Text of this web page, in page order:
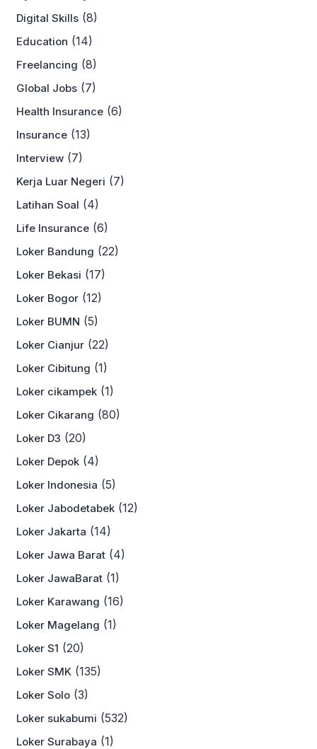
Digital Skills (8)
Education (14)
Freelancing (8)
Global Jobs (7)
Health Insurance (6)
Insurance (13)
Interview (7)
Kerja Luar Negeri (7)
Latihan Soal (4)
Life Insurance (6)
Loker Bandung (22)
Loker Bekasi (17)
Loker Bogor (12)
Loker BUMN (5)
Loker Cianjur (22)
Loker Cibitung (1)
Loker cikampek (1)
Loker Cikarang (80)
Loker D3 (20)
Loker Depok (4)
Loker Indonesia (5)
Loker Jabodetabek (12)
Loker Jakarta (14)
Loker Jawa Barat (4)
Loker JawaBarat (1)
Loker Karawang (16)
Loker Magelang (1)
Loker S1 (20)
Loker SMK (135)
Loker Solo (3)
Loker sukabumi (532)
Loker Surabaya (1)